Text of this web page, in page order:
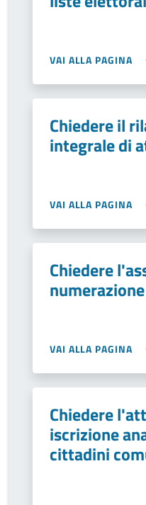
VAI ALLA PAGINA
Chiedere il
integrale di
VAI ALLA PAGINA
Chiedere
VAI ALLA PAGINA
Chiedere
iscrizione
cittadini